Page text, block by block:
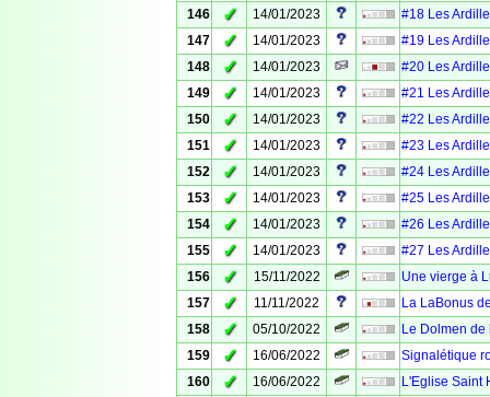
146
✓ 14/01/2023
#18 Les
147
✓ 14/01/2023
#19 Les
148
✓ 14/01/2023
#20 Les
149
✓ 14/01/2023
#21 Les
150
✓ 14/01/2023
#22 Les
151
✓ 14/01/2023
#23 Les
152
✓ 14/01/2023
#24 Les
153
✓ 14/01/2023
#25 Les
154
✓ 14/01/2023
#26 Les
155
✓ 14/01/2023
#27 Les
156
✓ 15/11/2022
Une vierge à
157
✓ 11/11/2022
La LaBonus
158
✓ 05/10/2022
Le Dolmen
159
✓ 16/06/2022
Signalétique
160
✓ 16/06/2022
L'Eglise Saint